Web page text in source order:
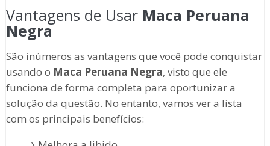
Vantagens de Usar Maca Peruana
Negra
São inúmeros as vantagens que você pode conquistar
usando o Maca Peruana Negra, visto que ele
funciona de forma completa para oportunizar a
solução da questão. No entanto, vamos ver a lista
com os principais benefícios: